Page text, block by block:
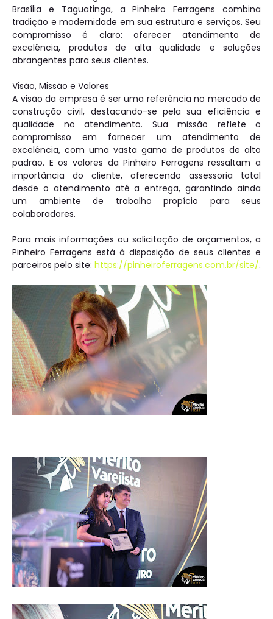
Brasília e Taguatinga, a Pinheiro Ferragens combina
tradição e modernidade em sua estrutura e serviços. Seu
compromisso é claro: oferecer atendimento de
excelência, produtos de alta qualidade e soluções
abrangentes para seus clientes.
Visão, Missão e Valores
A visão da empresa é ser uma referência no mercado de
construção civil, destacando-se pela sua eficiência e
qualidade no atendimento. Sua missão reflete o
compromisso em fornecer um atendimento de
excelência, com uma vasta gama de produtos de alto
padrão. E os valores da Pinheiro Ferragens ressaltam a
importância do cliente, oferecendo assessoria total
desde o atendimento até a entrega, garantindo ainda
um ambiente de trabalho propício para seus
colaboradores.
Para mais informações ou solicitação de orçamentos, a
Pinheiro Ferragens está à disposição de seus clientes e
parceiros pelo site: https://pinheiroferragens.com.br/site/.